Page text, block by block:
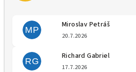
MP
Miroslav Petráš
20.7.2026
RG
Richard Gabriel
17.7.2026